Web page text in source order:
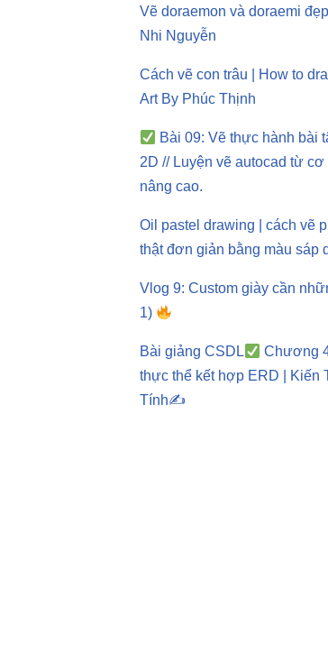
Vẽ doraemon và doraemi
Nhi Nguyễn
Cách vẽ con trâu | How to
Art By Phúc Thịnh
Bài 09: Vẽ thực hành bài
2D // Luyện vẽ autocad từ cơ
nâng cao.
Oil pastel drawing | cách vẽ
thật đơn giản bằng màu sáp
Vlog 9: Custom giày cần
1)
Bài giảng CSDL
Chương
thực thể kết hợp ERD | Kiến
Tính✍